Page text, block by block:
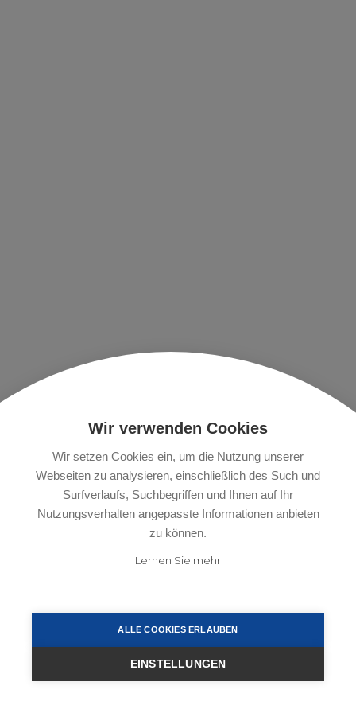
Wir verwenden Cookies
Wir setzen Cookies ein, um die Nutzung unserer
Webseiten zu analysieren, einschließlich des Such und
Surfverlaufs, Suchbegriffen und Ihnen auf Ihr
Nutzungsverhalten angepasste Informationen anbieten
zu können.
Lernen Sie mehr
ALLE COOKIES ERLAUBEN
EINSTELLUNGEN